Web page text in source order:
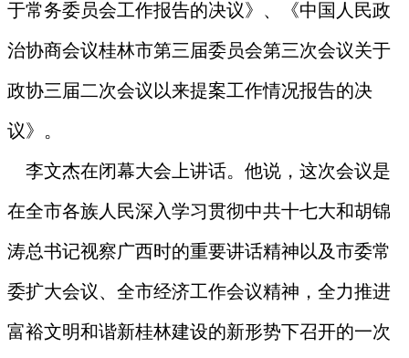
于常务委员会工作报告的决议》、《中国人民政
治协商会议桂林市第三届委员会第三次会议关于
政协三届二次会议以来提案工作情况报告的决
议》。
李文杰在闭幕大会上讲话。他说，这次会议是
在全市各族人民深入学习贯彻中共十七大和胡锦
涛总书记视察广西时的重要讲话精神以及市委常
委扩大会议、全市经济工作会议精神，全力推进
富裕文明和谐新桂林建设的新形势下召开的一次